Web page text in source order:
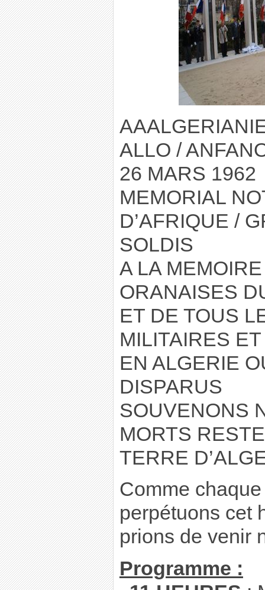
ALLO /
26 MARS 1962
MEMORIAL
D’AFRIQUE /
SOLDIS
A LA
ORANAISES
ET DE TOUS
MILITAIRES
EN ALGERIE
DISPARUS
SOUVENONS
MORTS
TERRE
Comme
perpétuons cet
prions de venir
Programme :